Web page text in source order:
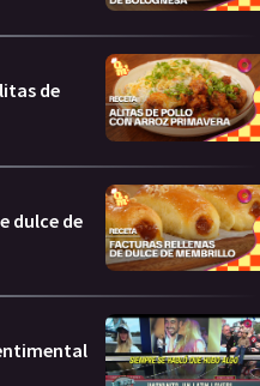
de
dulce de